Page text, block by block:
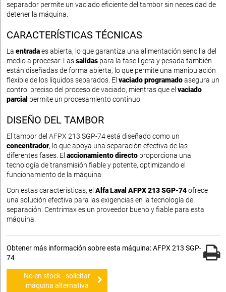
separador permite un vaciado eficiente del tambor sin necesidad de
detener la máquina.
CARACTERÍSTICAS TÉCNICAS
La entradaes abierta, lo que garantiza una alimentación sencilla del
medio a procesar. Lassalidas para la fase ligera y pesada también
están diseñadas de forma abierta, lo que permite una manipulación
flexible de los líquidos separados. El vaciado programadoasegura un
control preciso del proceso de vaciado, mientras que el vaciado
parcial permite un procesamiento continuo.
DISEÑO DEL TAMBOR
El tambor del AFPX 213 SGP-74 está diseñado como un
concentrador, lo que apoya una separación efectiva de las
diferentes fases. El accionamiento directo proporciona una
tecnología de transmisión fiable y potente, optimizando el
funcionamiento de la máquina.
Con estas características, el Alfa Laval AFPX 213 SGP-74ofrece
una solución efectiva para las exigencias en la tecnología de
separación. Centrimax es un proveedor bueno y fiable para esta
máquina.
Obtener más información sobre esta máquina: AFPX 213 SGP-
74
No en stock - solicitar
máquina alternativa